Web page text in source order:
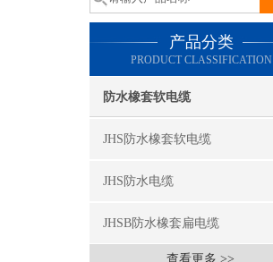
产品分类
PRODUCT CLASSIFICATION
防水橡套软电缆
JHS防水橡套软电缆
JHS防水电缆
JHSB防水橡套扁电缆
查看更多 >>